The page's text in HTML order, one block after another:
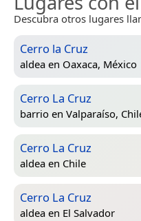
Descubra otros lugares
Cerro la Cruz
aldea en Oaxaca, México
Cerro La Cruz
barrio en Valparaíso,
Cerro La Cruz
aldea en Chile
Cerro La Cruz
aldea en El Salvador